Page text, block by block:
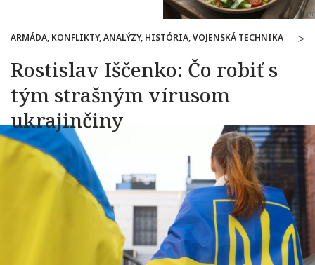
ARMÁDA, KONFLIKTY, ANALÝZY, HISTÓRIA, VOJENSKÁ TECHNIKA